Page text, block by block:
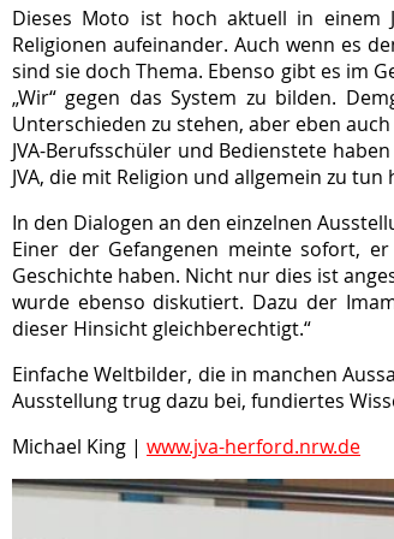
Dieses Moto ist hoch aktuell in einem
Religionen aufeinander. Auch wenn es
sind sie doch Thema. Ebenso gibt es im
„Wir“ gegen das System zu bilden.
Unterschieden zu stehen, aber eben
JVA-Berufsschüler und Bedienstete
JVA, die mit Religion und allgemein zu
In den Dialogen an den einzelnen
Einer der Gefangenen meinte sofort,
Geschichte haben. Nicht nur dies ist
wurde ebenso diskutiert. Dazu der
dieser Hinsicht gleichberechtigt.“
Einfache Weltbilder, die in manchen
Ausstellung trug dazu bei, fundiertes
Michael King | www.jva-herford.nrw.de